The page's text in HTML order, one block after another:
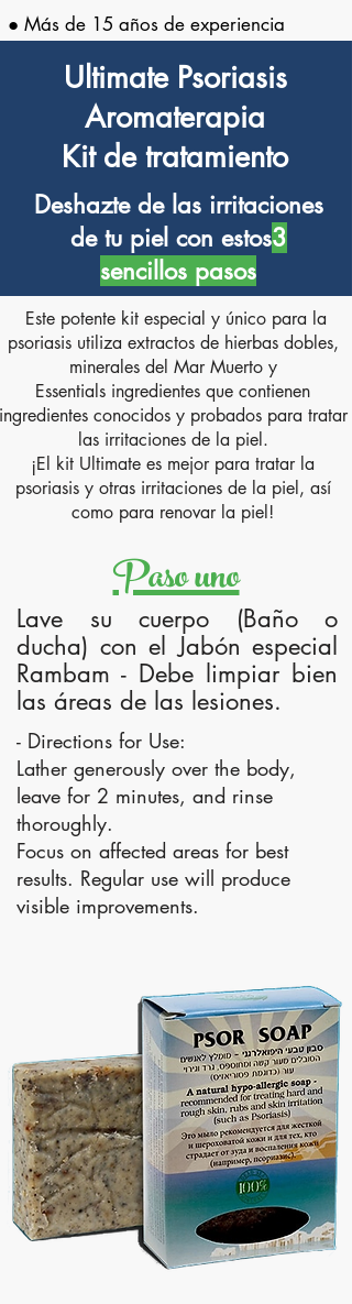
● Más de 15 años de experiencia
Ultimate Psoriasis
Aromaterapia
Kit de tratamiento
Deshazte de las irritaciones
de tu piel con estos3
sencillos pasos
Este potente kit especial y único para la
psoriasis utiliza extractos de hierbas dobles,
minerales del Mar Muerto y
Essentials ingredientes que contienen
conocidos y probados para tratar
las irritaciones de la piel.
¡El kit Ultimate es mejor para tratar la
psoriasis y otras irritaciones de la piel, así
como para renovar la piel!
Paso uno
Lave su cuerpo (Baño o
ducha) con el Jabón especial
Rambam - Debe limpiar bien
las áreas de las lesiones.
- Directions for Use:
Lather generously over the body,
leave for 2 minutes, and rinse
thoroughly.
Focus on affected areas for best
results. Regular use will produce
visible improvements.